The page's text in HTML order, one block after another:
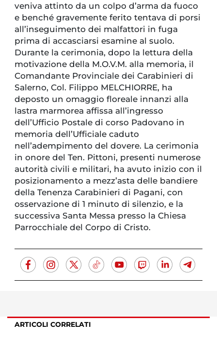
veniva attinto da un colpo d’arma da fuoco
e benché gravemente ferito tentava di porsi
all’inseguimento dei malfattori in fuga
prima di accasciarsi esamine al suolo.
Durante la cerimonia, dopo la lettura della
motivazione della M.O.V.M. alla memoria, il
Comandante Provinciale dei Carabinieri di
Salerno, Col. Filippo MELCHIORRE, ha
deposto un omaggio floreale innanzi alla
lastra marmorea affissa all’ingresso
dell’Ufficio Postale di corso Padovano in
memoria dell’Ufficiale caduto
nell’adempimento del dovere. La cerimonia
in onore del Ten. Pittoni, presenti numerose
autorità civili e militari, ha avuto inizio con il
posizionamento a mezz’asta delle bandiere
della Tenenza Carabinieri di Pagani, con
osservazione di 1 minuto di silenzio, e la
successiva Santa Messa presso la Chiesa
Parrocchiale del Corpo di Cristo.
ARTICOLI CORRELATI